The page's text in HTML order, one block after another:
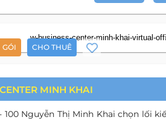
GÓI CHO THUÊ
MINH KHAI
100 Nguyễn Thị Minh Khai chọn lối